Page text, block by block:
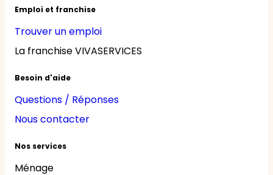
Emploi et franchise
Trouver un emploi
La franchise VIVASERVICES
Besoin d'aide
Questions / Réponses
Nous contacter
Nos services
Ménage